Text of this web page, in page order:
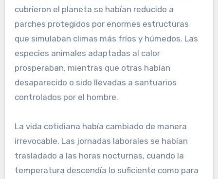
cubrieron el planeta se habían reducido a
parches protegidos por enormes estructuras
que simulaban climas más fríos y húmedos. Las
especies animales adaptadas al calor
prosperaban, mientras que otras habían
desaparecido o sido llevadas a santuarios
controlados por el hombre.
La vida cotidiana había cambiado de manera
irrevocable. Las jornadas laborales se habían
trasladado a las horas nocturnas, cuando la
temperatura descendía lo suficiente como para